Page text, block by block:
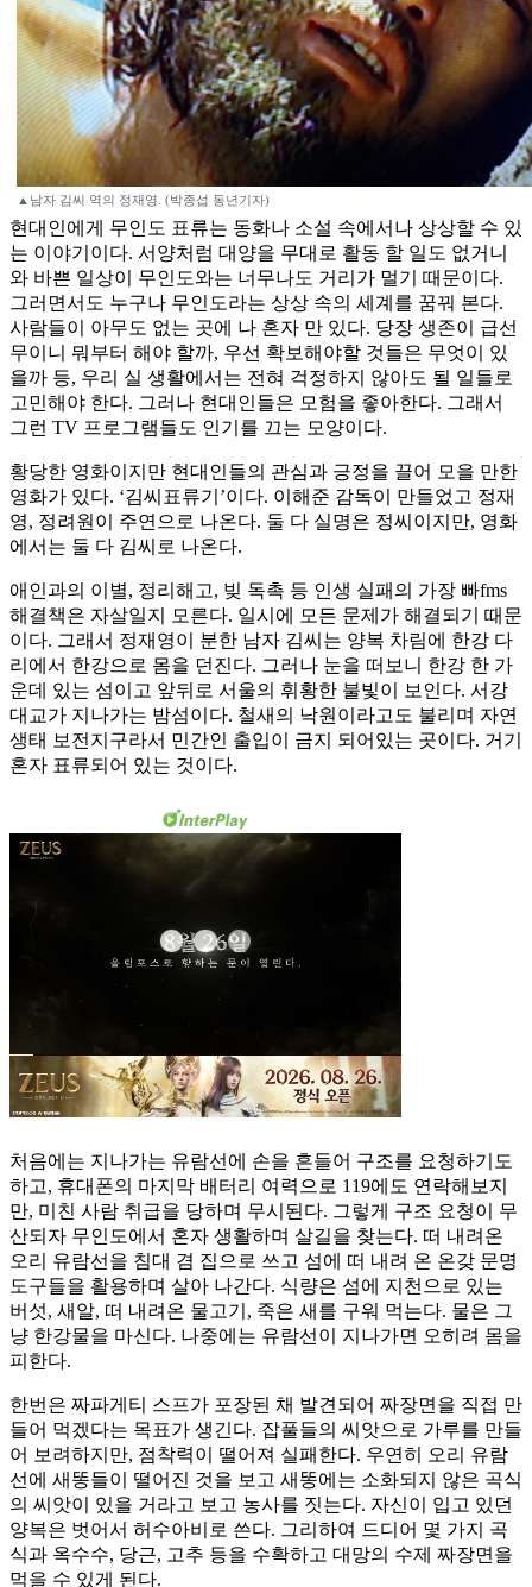
▲남자 김씨 역의 정재영. (박종섭 동년기자)
현대인에게 무인도 표류는 동화나 소설 속에서나 상상할 수 있
는 이야기이다. 서양처럼 대양을 무대로 활동 할 일도 없거니
와 바쁜 일상이 무인도와는 너무나도 거리가 멀기 때문이다.
그러면서도 누구나 무인도라는 상상 속의 세계를 꿈꿔 본다.
사람들이 아무도 없는 곳에 나 혼자 만 있다. 당장 생존이 급선
무이니 뭐부터 해야 할까, 우선 확보해야할 것들은 무엇이 있
을까 등, 우리 실 생활에서는 전혀 걱정하지 않아도 될 일들로
고민해야 한다. 그러나 현대인들은 모험을 좋아한다. 그래서
그런 TV 프로그램들도 인기를 끄는 모양이다.
황당한 영화이지만 현대인들의 관심과 긍정을 끌어 모을 만한
영화가 있다. ‘김씨표류기’이다. 이해준 감독이 만들었고 정재
영, 정려원이 주연으로 나온다. 둘 다 실명은 정씨이지만, 영화
에서는 둘 다 김씨로 나온다.
애인과의 이별, 정리해고, 빚 독촉 등 인생 실패의 가장 빠fms
해결책은 자살일지 모른다. 일시에 모든 문제가 해결되기 때문
이다. 그래서 정재영이 분한 남자 김씨는 양복 차림에 한강 다
리에서 한강으로 몸을 던진다. 그러나 눈을 떠보니 한강 한 가
운데 있는 섬이고 앞뒤로 서울의 휘황한 불빛이 보인다. 서강
대교가 지나가는 밤섬이다. 철새의 낙원이라고도 불리며 자연
생태 보전지구라서 민간인 출입이 금지 되어있는 곳이다. 거기
혼자 표류되어 있는 것이다.
처음에는 지나가는 유람선에 손을 흔들어 구조를 요청하기도
하고, 휴대폰의 마지막 배터리 여력으로 119에도 연락해보지
만, 미친 사람 취급을 당하며 무시된다. 그렇게 구조 요청이 무
산되자 무인도에서 혼자 생활하며 살길을 찾는다. 떠 내려온
오리 유람선을 침대 겸 집으로 쓰고 섬에 떠 내려 온 온갖 문명
도구들을 활용하며 살아 나간다. 식량은 섬에 지천으로 있는
버섯, 새알, 떠 내려온 물고기, 죽은 새를 구워 먹는다. 물은 그
냥 한강물을 마신다. 나중에는 유람선이 지나가면 오히려 몸을
피한다.
한번은 짜파게티 스프가 포장된 채 발견되어 짜장면을 직접 만
들어 먹겠다는 목표가 생긴다. 잡풀들의 씨앗으로 가루를 만들
어 보려하지만, 점착력이 떨어져 실패한다. 우연히 오리 유람
선에 새똥들이 떨어진 것을 보고 새똥에는 소화되지 않은 곡식
의 씨앗이 있을 거라고 보고 농사를 짓는다. 자신이 입고 있던
양복은 벗어서 허수아비로 쓴다. 그리하여 드디어 몇 가지 곡
식과 옥수수, 당근, 고추 등을 수확하고 대망의 수제 짜장면을
먹을 수 있게 된다.